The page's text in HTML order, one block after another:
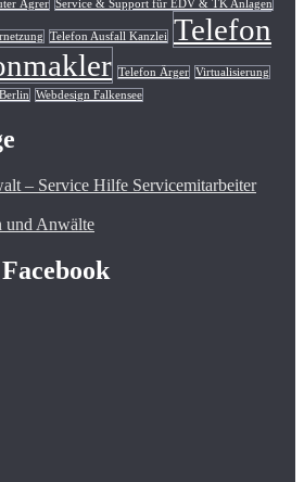
Ägrer Service & Support für EDV & TK Anlagen
Telefon Ausfall Kanzlei
Telefon
Telefon Ärger Virtualisierung
Webdesign Falkensee
– Service Hilfe Servicemitarbeiter
und Anwälte